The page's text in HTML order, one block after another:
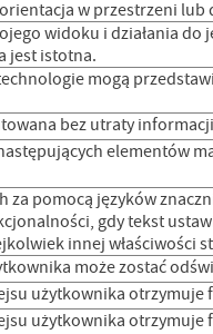
w przestrzeni lub
widoku i działania
jest istotna.
mogą
bez utraty
elementów
za pomocą języków
gdy tekst
innej właściwości
może zostać
użytkownika otrzymuje
użytkownika otrzymuje